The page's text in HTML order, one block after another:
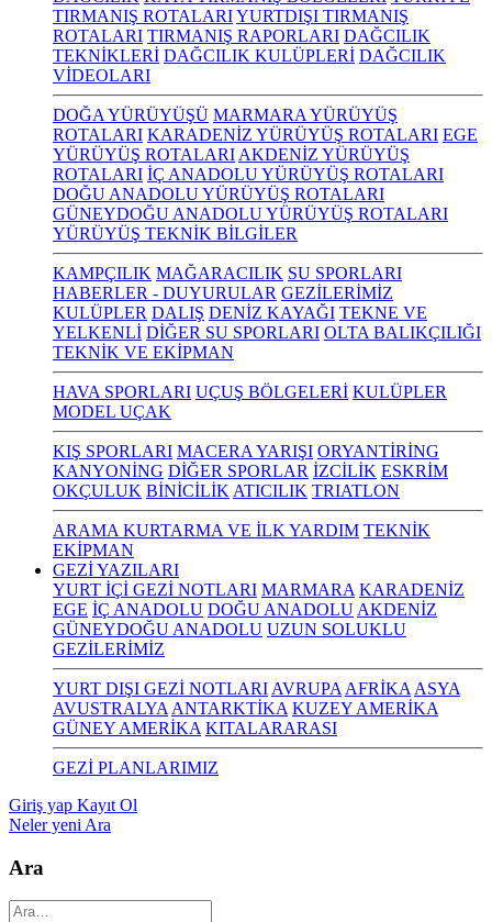
TIRMANIŞ ROTALARIYURTDIŞI TIRMANIŞ
ROTALARI TIRMANIŞ RAPORLARI DAĞCILIK
TEKNİKLERİ DAĞCILIK KULÜPLERİ DAĞCILIK
VİDEOLARI
DOĞA YÜRÜYÜŞÜ MARMARA YÜRÜYÜŞ
ROTALARI KARADENİZ YÜRÜYÜŞ ROTALARI EGE
YÜRÜYÜŞ ROTALARI AKDENİZ YÜRÜYÜŞ
ROTALARI İÇ ANADOLU YÜRÜYÜŞ ROTALARI
DOĞU ANADOLU YÜRÜYÜŞ ROTALARI
GÜNEYDOĞU ANADOLU YÜRÜYÜŞ ROTALARI
YÜRÜYÜŞ TEKNİK BİLGİLER
KAMPÇILIK MAĞARACILIK SU SPORLARI
HABERLER - DUYURULAR GEZİLERİMİZ
KULÜPLER DALIŞ DENİZ KAYAĞI TEKNE VE
YELKENLİ DİĞER SU SPORLARI OLTA BALIKÇILIĞI
TEKNİK VE EKİPMAN
HAVA SPORLARI UÇUŞ BÖLGELERİ KULÜPLER
MODEL UÇAK
KIŞ SPORLARI MACERA YARIŞI ORYANTİRİNG
KANYONİNG DİĞER SPORLAR İZCİLİK ESKRİM
OKÇULUK BİNİCİLİK ATICILIK TRIATLON
ARAMA KURTARMA VE İLK YARDIM TEKNİK
EKİPMAN
GEZİ YAZILARI
YURT İÇİ GEZİ NOTLARI MARMARA KARADENİZ
EGE İÇ ANADOLU DOĞU ANADOLU AKDENİZ
GÜNEYDOĞU ANADOLU UZUN SOLUKLU
GEZİLERİMİZ
YURT DIŞI GEZİ NOTLARI AVRUPA AFRİKA ASYA
AVUSTRALYA ANTARKTİKA KUZEY AMERİKA
GÜNEY AMERİKA KITALARARASI
GEZİ PLANLARIMIZ
Giriş yap Kayıt Ol
Neler yeni Ara
Ara